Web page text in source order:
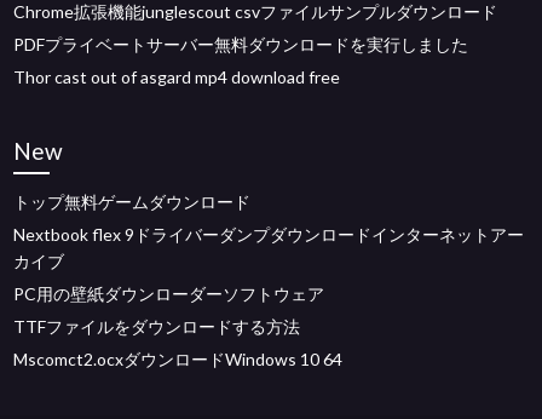
Chrome拡張機能junglescout csvファイルサンプルダウンロード
PDFプライベートサーバー無料ダウンロードを実行しました
Thor cast out of asgard mp4 download free
New
トップ無料ゲームダウンロード
Nextbook flex 9ドライバーダンプダウンロードインターネットアー
カイブ
PC用の壁紙ダウンローダーソフトウェア
TTFファイルをダウンロードする方法
Mscomct2.ocxダウンロードWindows 10 64